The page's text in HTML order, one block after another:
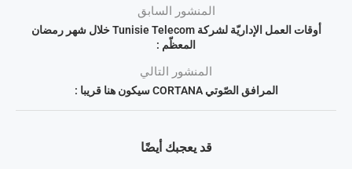
المنشور السابق
أوقات العمل الإداريّة لشركة Tunisie Telecom خلال شهر رمضان
المعظّم :
المنشور التالي
المرافق الصّوتي CORTANA سيكون هنا قريبا :
قد يعجبك أيضًا